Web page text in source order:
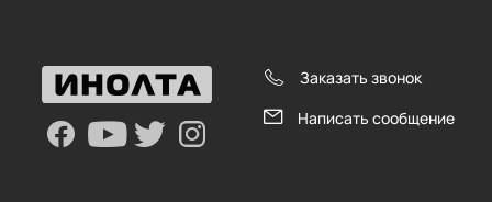
Заказать звонок
Написать сообщение